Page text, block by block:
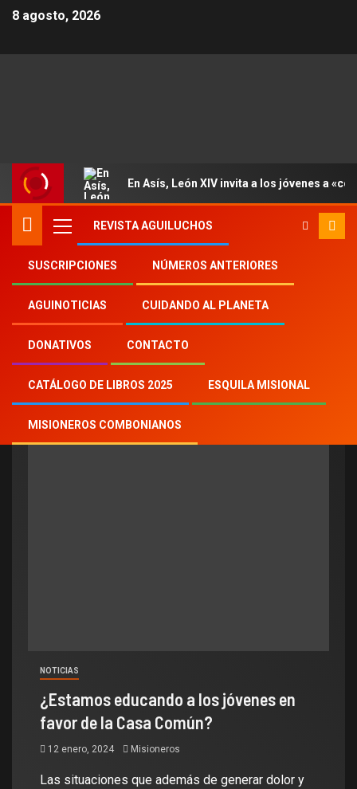
8 agosto, 2026
En Asís, León XIV invita a los jóvenes a
REVISTA AGUILUCHOS
SUSCRIPCIONES NÚMEROS ANTERIORES
AGUINOTICIAS CUIDANDO AL PLANETA
DONATIVOS CONTACTO
CATÁLOGO DE LIBROS 2025 ESQUILA MISIONAL
MISIONEROS COMBONIANOS
Inicio Aguinoticias Emilce Cuda
Emilce Cuda
NOTICIAS
¿Estamos educando a los jóvenes en
favor de la Casa Común?
12 enero, 2024 Misioneros
Las situaciones que además de generar dolor y